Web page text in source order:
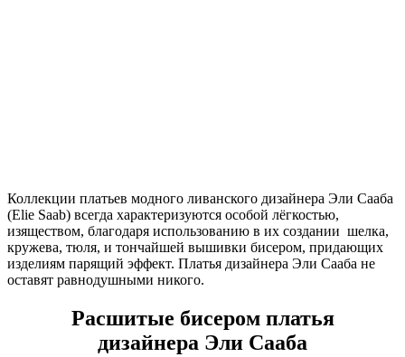
Коллекции платьев модного ливанского дизайнера Эли Сааба
(Elie Saab) всегда характеризуются особой лёгкостью,
изяществом, благодаря использованию в их создании шелка,
кружева, тюля, и тончайшей вышивки бисером, придающих
изделиям парящий эффект. Платья дизайнера Эли Сааба не
оставят равнодушными никого.
Расшитые бисером платья
дизайнера Эли Сааба